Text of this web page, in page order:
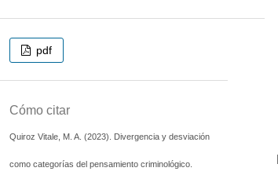
pdf
Cómo citar
Quiroz Vitale, M. A. (2023). Divergencia y desviación
como categorías del pensamiento criminológico.